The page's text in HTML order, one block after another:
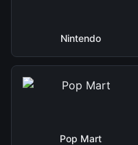
Nintendo
Pop Mart